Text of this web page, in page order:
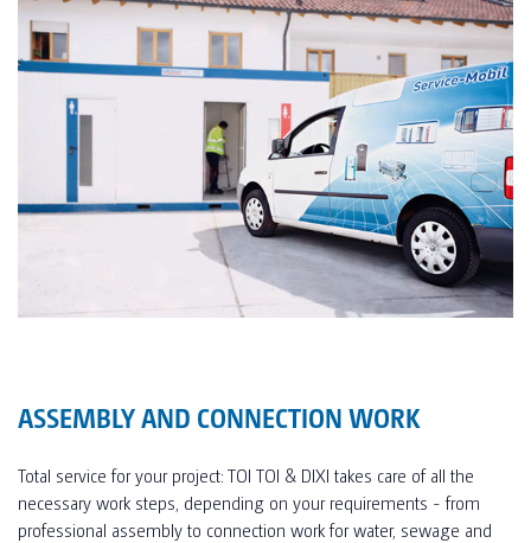
ASSEMBLY AND CONNECTION WORK
Total service for your project: TOI TOI & DIXI takes care of all the
necessary work steps, depending on your requirements - from
professional assembly to connection work for water, sewage and